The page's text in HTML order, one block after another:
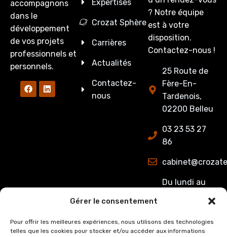
Gérer le consentement
Pour offrir les meilleures expériences, nous utilisons des technologies
telles que les cookies pour stocker et/ou accéder aux informations
accompagnons
dans le
développement
de vos projets
professionnels et
personnels.
Expertises
Crozat Sphère
Carrières
Actualités
Contactez-
nous
? Notre équipe
est à votre
disposition.
Contactez-nous !
25 Route de
Fère-En-
Tardenois,
02200 Belleu
03 23 53 27
86
Du lundi au
8h00 à 12h15
et de 13h15 à
17h00.